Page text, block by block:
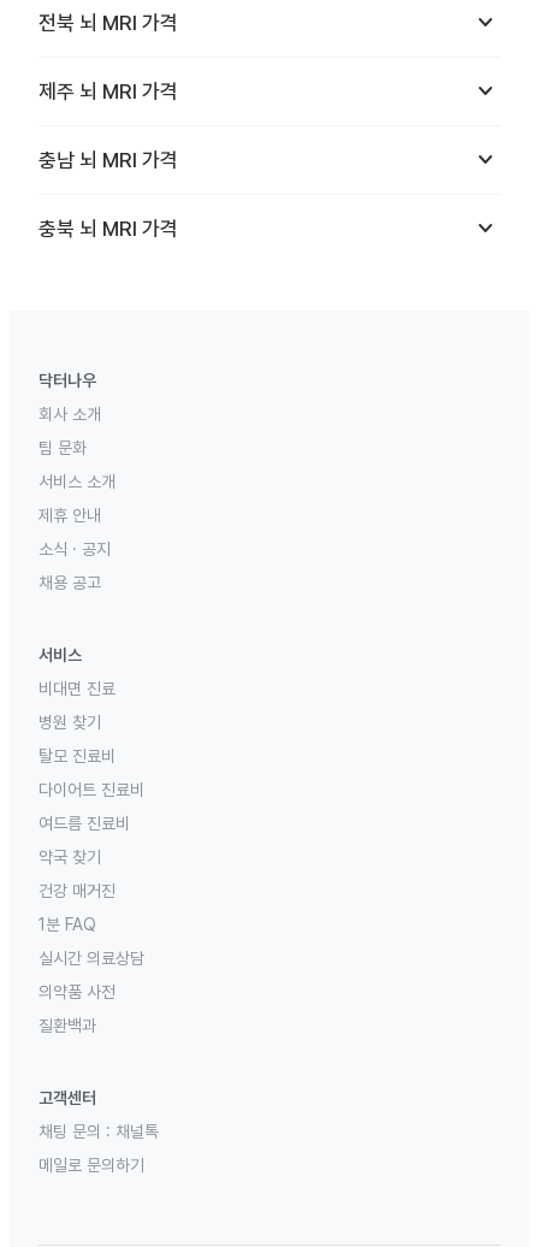
전북 뇌 MRI 가격 keyboard_arrow_down
제주 뇌 MRI 가격 keyboard_arrow_down
충남 뇌 MRI 가격 keyboard_arrow_down
충북 뇌 MRI 가격 keyboard_arrow_down
닥터나우
회사 소개
팀 문화
서비스 소개
제휴 안내
소식 · 공지
채용 공고
서비스
비대면 진료
병원 찾기
탈모 진료비
다이어트 진료비
여드름 진료비
약국 찾기
건강 매거진
1분 FAQ
실시간 의료상담
의약품 사전
질환백과
고객센터
채팅 문의 : 채널톡
메일로 문의하기